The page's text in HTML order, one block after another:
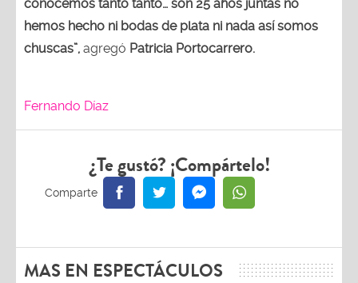
hemos hecho ni bodas de plata ni nada así somos
chuscas”,agregóPatricia Portocarrero.
MAS EN ESPECTÁCULOS